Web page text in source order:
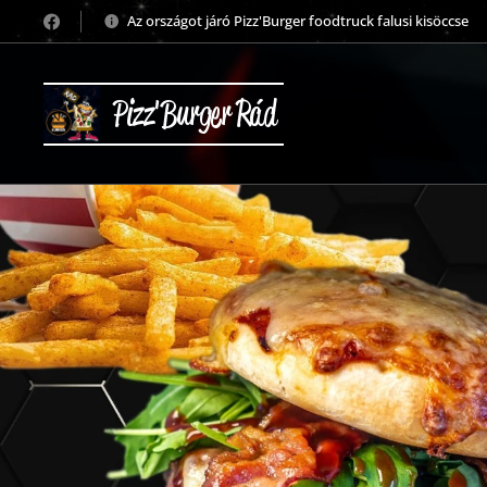
Az országot járó Pizz'Burger foodtruck falusi kisöccse
Pizz'Burger Rád